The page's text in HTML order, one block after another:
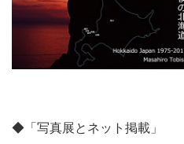
◆「写真展とネット掲載」